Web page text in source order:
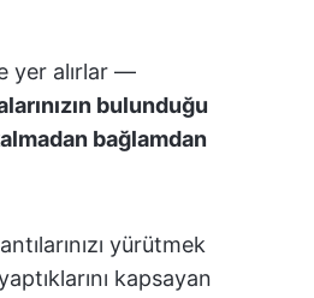
yer alırlar —
bulunduğu
bağlamdan
yürütmek
kapsayan